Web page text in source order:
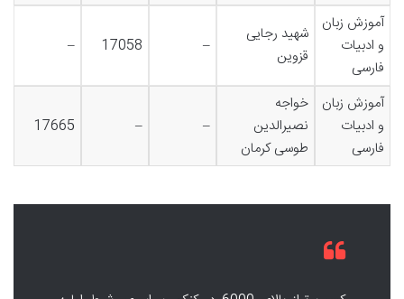
آموزش زبان
و ادبیات
فارسی
شهید رجایی
قزوین
–
17058
–
آموزش زبان
و ادبیات
فارسی
خواجه
نصیرالدین
طوسی کرمان
–
–
17665